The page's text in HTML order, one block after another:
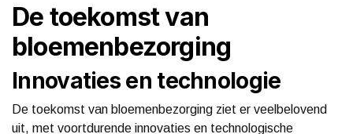
De toekomst van
bloemenbezorging
Innovaties en technologie
De toekomst van bloemenbezorging ziet er veelbelovend
uit, met voortdurende innovaties en technologische